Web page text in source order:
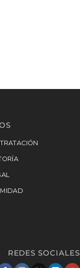
REDES SOCIALES